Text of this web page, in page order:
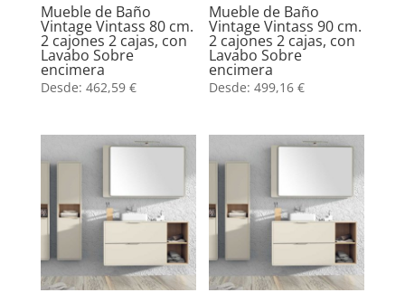
Mueble de Baño
Vintage Vintass 80 cm.
2 cajones 2 cajas, con
Lavabo Sobre
encimera
Desde: 462,59 €
Mueble de Baño
Vintage Vintass 90 cm.
2 cajones 2 cajas, con
Lavabo Sobre
encimera
Desde:499,16€